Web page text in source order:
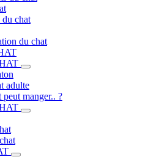
du chat
du chat
adulte
peut manger.. ?